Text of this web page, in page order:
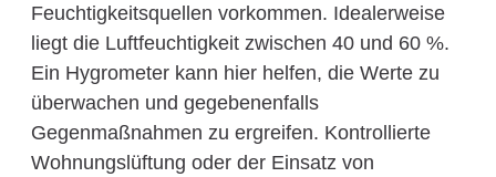
Feuchtigkeitsquellen vorkommen. Idealerweise
liegt die Luftfeuchtigkeit zwischen 40 und 60 %.
Ein Hygrometer kann hier helfen, die Werte zu
überwachen und gegebenenfalls
Gegenmaßnahmen zu ergreifen. Kontrollierte
Wohnungslüftung oder der Einsatz von